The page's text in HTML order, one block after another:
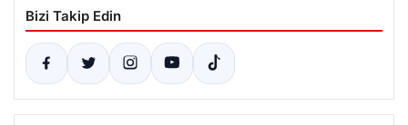
Bizi Takip Edin